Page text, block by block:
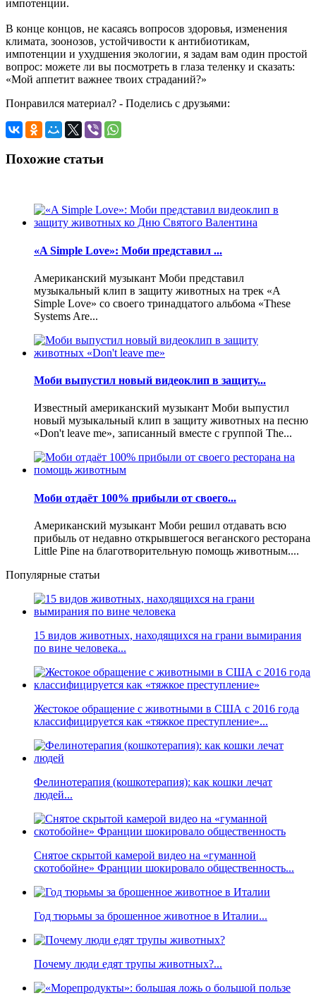
импотенции.
В конце концов, не касаясь вопросов здоровья, изменения
климата, зоонозов, устойчивости к антибиотикам,
импотенции и ухудшения экологии, я задам вам один простой
вопрос: можете ли вы посмотреть в глаза теленку и сказать:
«Мой аппетит важнее твоих страданий?»
Понравился материал? - Поделись с друзьями:
Похожие статьи
«A Simple Love»: Моби представил ...
Американский музыкант Моби представил
музыкальный клип в защиту животных на трек «A
Simple Love» со своего тринадцатого альбома «These
Systems Are...
Моби выпустил новый видеоклип в защиту...
Известный американский музыкант Моби выпустил
новый музыкальный клип в защиту животных на песню
«Don't leave me», записанный вместе с группой The...
Моби отдаёт 100% прибыли от своего...
Американский музыкант Моби решил отдавать всю
прибыль от недавно открывшегося веганского ресторана
Little Pine на благотворительную помощь животным....
Популярные статьи
15 видов животных, находящихся на грани вымирания
по вине человека...
Жестокое обращение с животными в США с 2016 года
классифицируется как «тяжкое преступление»...
Фелинотерапия (кошкотерапия): как кошки лечат
людей...
Снятое скрытой камерой видео на «гуманной
скотобойне» Франции шокировало общественность...
Год тюрьмы за брошенное животное в Италии...
Почему люди едят трупы животных?...